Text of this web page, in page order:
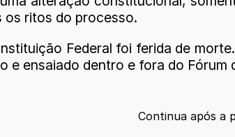
os ritos do processo.
Federal foi ferida de
e ensaiado dentro e fora do Fórum
Continua após a